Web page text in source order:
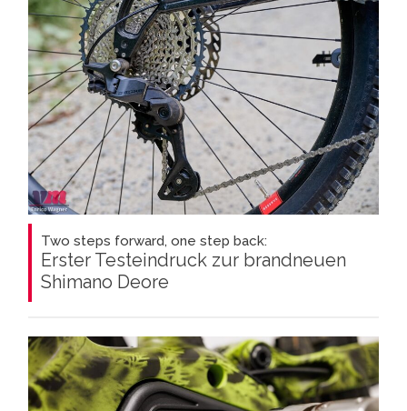
Two steps forward, one step back:
Erster Testeindruck zur brandneuen
Shimano Deore